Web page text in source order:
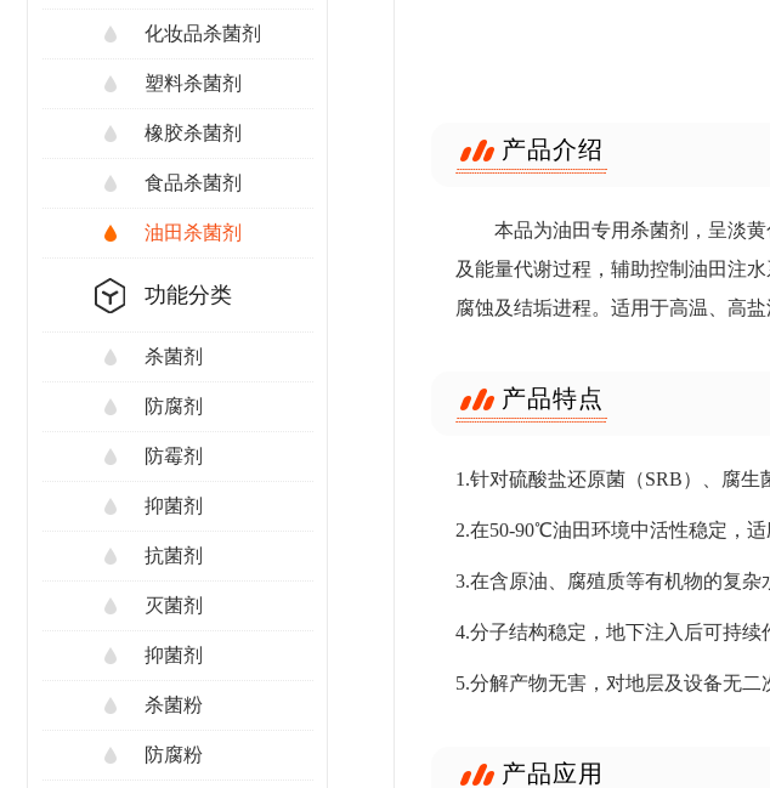
化妆品杀菌剂
塑料杀菌剂
橡胶杀菌剂
食品杀菌剂
油田杀菌剂
功能分类
杀菌剂
防腐剂
防霉剂
抑菌剂
抗菌剂
灭菌剂
抑菌剂
杀菌粉
防腐粉
产品介绍
本品为油田专用杀菌剂，呈淡
及能量代谢过程，辅助控制油田注
腐蚀及结垢进程。适用于高温、高
产品特点
1.针对硫酸盐还原菌（SRB）、腐
2.在50-90℃油田环境中活性稳定，
3.在含原油、腐殖质等有机物的复杂
4.分子结构稳定，地下注入后可持续
5.分解产物无害，对地层及设备无二
产品应用